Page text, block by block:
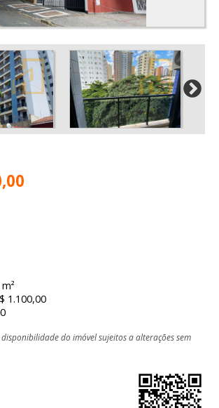
1.100,00
do imóvel sujeitos a alterações sem